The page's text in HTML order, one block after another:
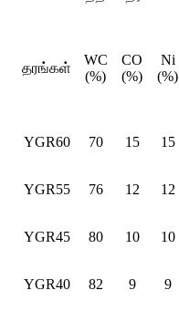
தரங்கள்
WC
(%)
CO
(%)
Ni
(%)
YGR60 70 15 15
YGR55 76 12 12
YGR45 80 10 10
YGR40 82 9 9